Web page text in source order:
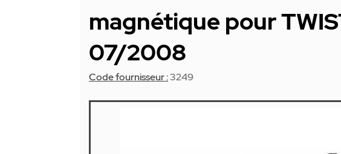
magnétique pour
07/2008
Code fournisseur :3249